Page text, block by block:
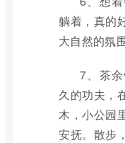
躺着，真的
大自然的氛
7、茶
久的功夫，
木，小公园
安抚。散步